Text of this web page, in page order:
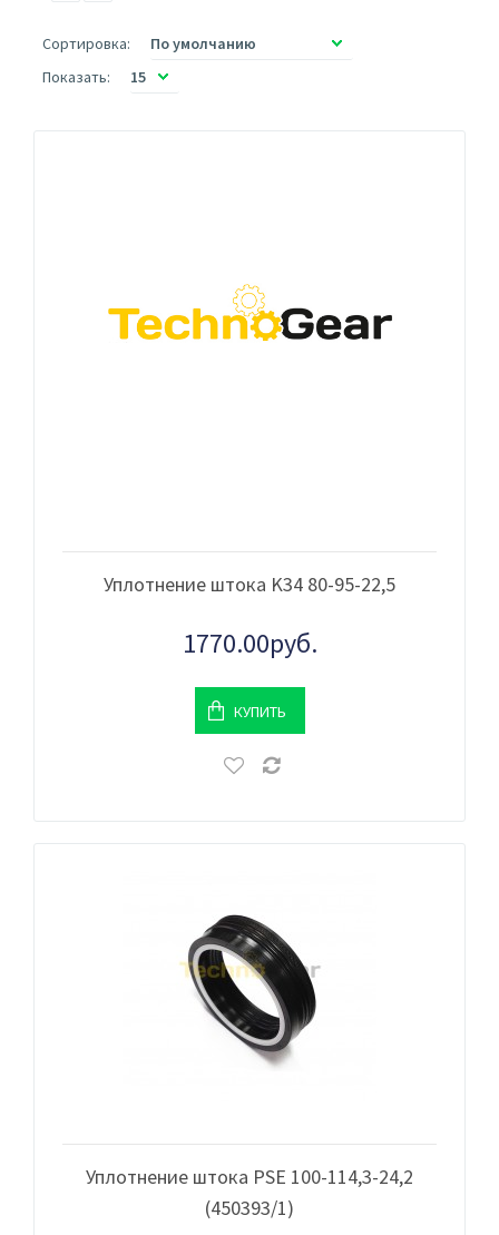
Сортировка:
Показать:
Уплотнение штока K34 80-95-22,5
1770.00руб.
КУПИТЬ
Уплотнение штока PSE 100-114,3-24,2
(450393/1)